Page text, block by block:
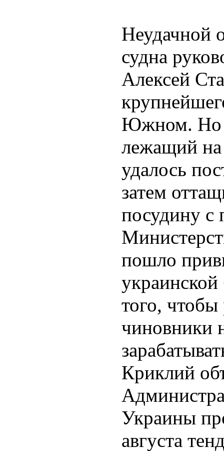
Неудачной
судна
Алексей
Южном. Но
лежащий на
удалось
затем
посудину с
пошло
того,
чиновники
Криклий
Украины
августа